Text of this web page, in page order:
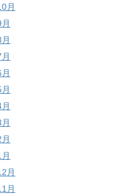
月
月
月